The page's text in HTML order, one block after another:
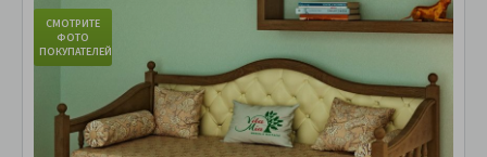
СМОТРИТЕ
ФОТО
ПОКУПАТЕЛЕЙ